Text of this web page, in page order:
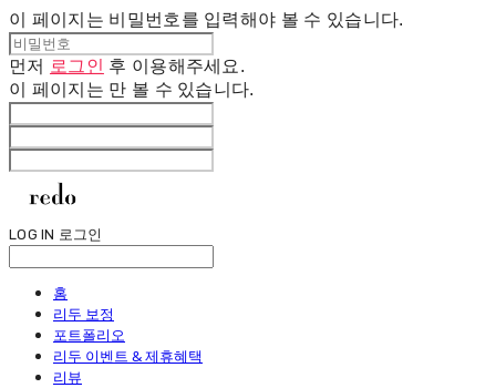
이 페이지는 비밀번호를 입력해야 볼 수 있습니다.
먼저 로그인 후 이용해주세요.
이 페이지는 만 볼 수 있습니다.
LOG IN 로그인
홈
리두 보정
포트폴리오
리두 이벤트 & 제휴혜택
리뷰